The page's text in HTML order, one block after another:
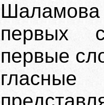
первых
первые